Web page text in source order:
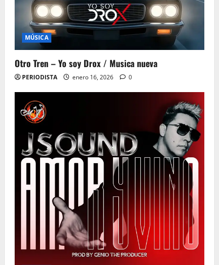
MÚSICA
Otro Tren – Yo soy Drox / Musica nueva
PERIODISTA enero 16, 2026 0